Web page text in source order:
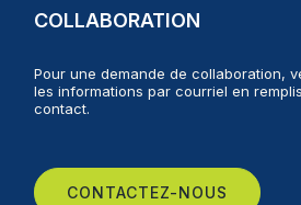
COLLABORATION
Pour une demande de collaboration,
les informations par courriel en
contact.
CONTACTEZ-NOUS